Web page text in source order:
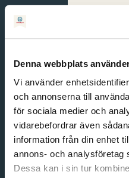
Denna webbplats
Vi använder
och annonserna till
för sociala medier och
vidarebefordrar även
information från din enhet
annons- och analysföretag
Dessa kan i sin tur